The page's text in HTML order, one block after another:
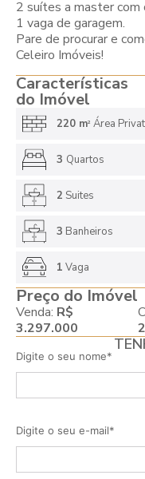
2 suítes a master
1 vaga de garagem.
Pare de procurar e
Celeiro Imóveis!
Características
do Imóvel
220 m2 Área
3 Quartos
2 Suites
3 Banheiros
1 Vaga
Preço do Imóvel
Venda: R$
3.297.000
Digite o seu nome*
Digite o seu e-mail*